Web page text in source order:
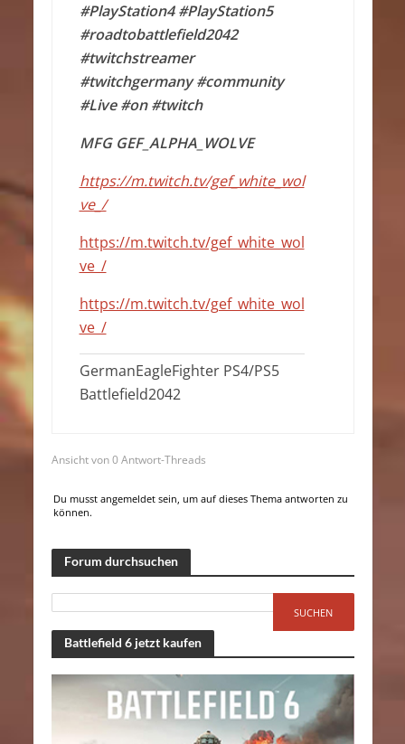
#PlayStation4 #PlayStation5
#roadtobattlefield2042
#twitchstreamer
#twitchgermany #community
#Live #on #twitch
MFG GEF_ALPHA_WOLVE
https://m.twitch.tv/gef_white_wol
ve_/
https://m.twitch.tv/gef_white_wol
ve_/
https://m.twitch.tv/gef_white_wol
ve_/
GermanEagleFighter PS4/PS5
Battlefield2042
Ansicht von 0 Antwort-Threads
Du musst angemeldet sein, um auf dieses Thema antworten zu
können.
Forum durchsuchen
Battlefield 6 jetzt kaufen